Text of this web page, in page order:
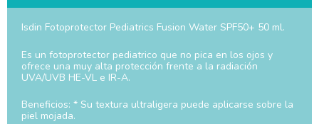
Isdin Fotoprotector Pediatrics Fusion Water SPF50+ 50 ml.
Es un fotoprotector pediatrico que no pica en los ojos y
ofrece una muy alta protección frente a la radiación
UVA/UVB HE-VL e IR-A.
Beneficios: * Su textura ultraligera puede aplicarse sobre la
piel mojada.